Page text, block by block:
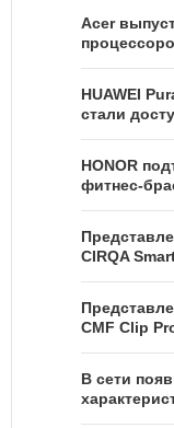
Acer
HUAWEI
стали
HONOR
фитнес-
CIRQA
CMF Clip
В сети